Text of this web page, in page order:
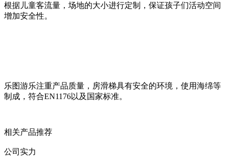
根据儿童客流量，场地的大小进行定制，保证孩子们活动空间
增加安全性。
乐图游乐注重产品质量， 房滑梯具有安全的环境，使用海绵等
制成，符合EN1176以及国家标准。
相关产品推荐
公司实力